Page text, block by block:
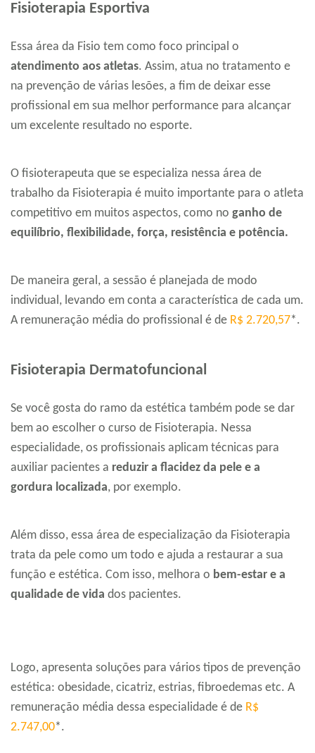
Fisioterapia Esportiva
Essa área da Fisio tem como foco principal o
atendimento aos atletas. Assim, atua no tratamento e
na prevenção de várias lesões, a fim de deixar esse
profissional em sua melhor performance para alcançar
um excelente resultado no esporte.
O fisioterapeuta que se especializa nessa área de
trabalho da Fisioterapia é muito importante para o atleta
competitivo em muitos aspectos, como no ganho de
equilíbrio, flexibilidade, força, resistência e potência.
De maneira geral, a sessão é planejada de modo
individual, levando em conta a característica de cada um.
A remuneração média do profissional é de R$ 2.720,57*.
Fisioterapia Dermatofuncional
Se você gosta do ramo da estética também pode se dar
bem ao escolher o curso de Fisioterapia. Nessa
especialidade, os profissionais aplicam técnicas para
auxiliar pacientes a reduzir a flacidez da pele e a
gordura localizada, por exemplo.
Além disso, essa área de especialização da Fisioterapia
trata da pele como um todo e ajuda a restaurar a sua
função e estética. Com isso, melhora o bem-estar e a
qualidade de vida dos pacientes.
Logo, apresenta soluções para vários tipos de prevenção
estética: obesidade, cicatriz, estrias, fibroedemas etc. A
remuneração média dessa especialidade é de R$
2.747,00*.